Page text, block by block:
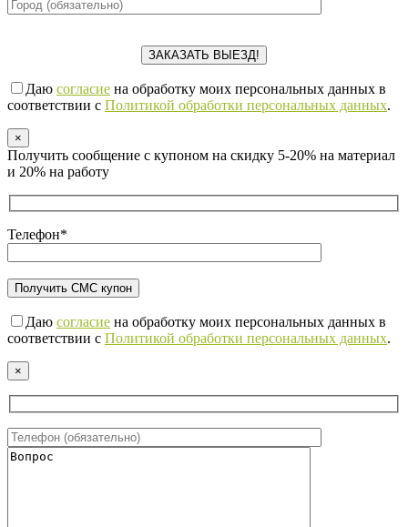
Даю согласие на обработку моих персональных данных в
соответствии с Политикой обработки персональных данных.
×
Получить сообщение с купоном на скидку 5-20% на материал
и 20% на работу
Телефон*
Даю согласие на обработку моих персональных данных в
соответствии с Политикой обработки персональных данных.
×